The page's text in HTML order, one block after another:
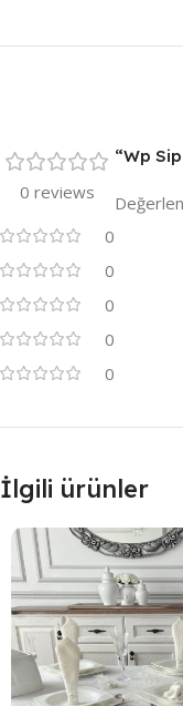
0 reviews
0
0
0
0
0
“Wp
İlgili ürünler